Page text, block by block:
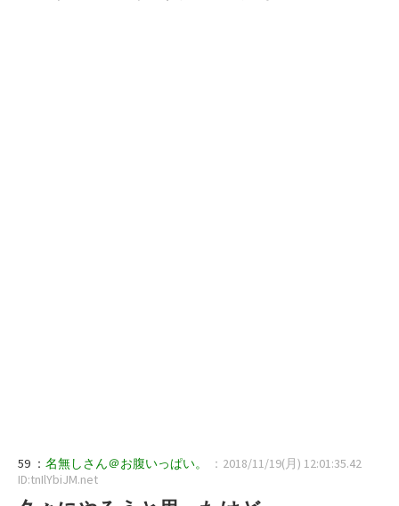
59 ： 名無しさん＠お腹いっぱい。
：2018/11/19(月) 12:01:35.42
ID:tnIlYbiJM.net